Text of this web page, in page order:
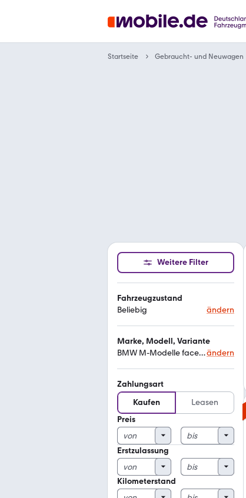
Startseite Gebraucht- und Neuwagen
Weitere Filter
Fahrzeugzustand
Beliebig
ändern
Marke, Modell, Variante
BMW M-Modelle faceliftändern
Zahlungsart
Kaufen
Leasen
Preis
Erstzulassung
Kilometerstand